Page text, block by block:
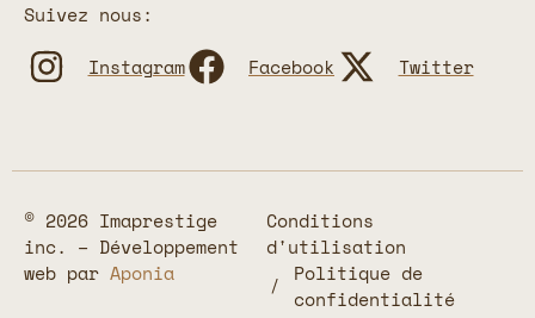
Suivez nous:
Instagram
Facebook Twitter
© 2026 Imaprestige
inc. – Développement
web par Aponia
Conditions
d'utilisation
Politique de
confidentialité